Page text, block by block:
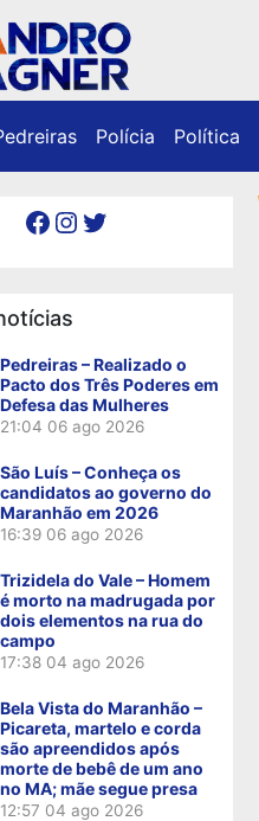
Polícia Política
Facebook Instagram Twitter
Pedreiras – Realizado o
Pacto dos Três Poderes em
Defesa das Mulheres
21:04 06 ago 2026
São Luís – Conheça os
candidatos ao governo do
Maranhão em 2026
16:39 06 ago 2026
Trizidela do Vale – Homem
é morto na madrugada por
dois elementos na rua do
campo
17:38 04 ago 2026
Bela Vista do Maranhão –
Picareta, martelo e corda
são apreendidos após
morte de bebê de um ano
no MA; mãe segue presa
12:57 04 ago 2026